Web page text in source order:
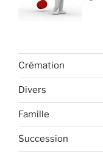
Crémation
Divers
Famille
Succession